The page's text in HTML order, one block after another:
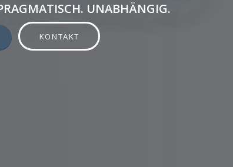
UNABHÄNGIG.
KONTAKT